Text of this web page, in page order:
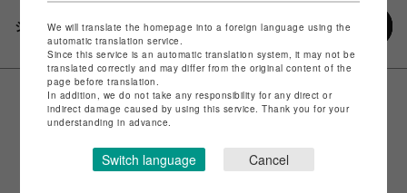
シェアするWe will translate the homepage into a foreign language using the
automatic translation service.
Since this service is an automatic translation system, it may not be
translated correctly and may differ from the original content of the
page before translation.
In addition, we do not take any responsibility for any direct or
indirect damage caused by using this service. Thank you for your
understanding in advance.
Switch language Cancel